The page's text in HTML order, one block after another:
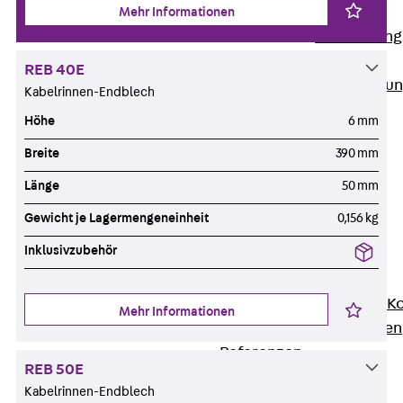
Anwendungsgebiete
Industrieanlagen
Bodengeführte
Funktionserhalt
Services
Beratung, Planung,
Individuelle Lösungen
Referenzen
Mehr Informationen
REB 40E
Kabelrinnen-Endblech
Höhe 6 mm
Breite 390 mm
Länge 50 mm
Gewicht je Lagermengeneinheit 0,156 kg
Inklusivzubehör
Mehr Informationen
REB 50E
Kabelrinnen-Endblech